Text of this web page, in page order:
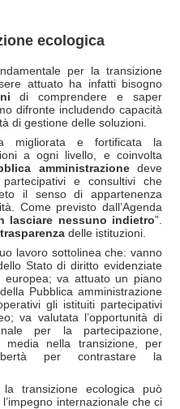
ecologica
per la transizione
attuato ha infatti bisogno
di comprendere e saper
difronte includendo capacità
di gestione delle soluzioni.
migliorata e fortificata la
a ogni livello, e coinvolta
amministrazionedeve
e consultivi che
il senso di appartenenza
Come previsto dall’Agenda
lasciare nessuno indietro”.
trasparenza delle istituzioni.
lavoro sottolinea che: vanno
Stato di diritto evidenziate
europea; va attuato un piano
Pubblica amministrazione
gli istituiti partecipativi
va valutata l’opportunità di
per la partecipazione,
media nella transizione, per
per contrastare la
la transizione ecologica può
internazionale che ci